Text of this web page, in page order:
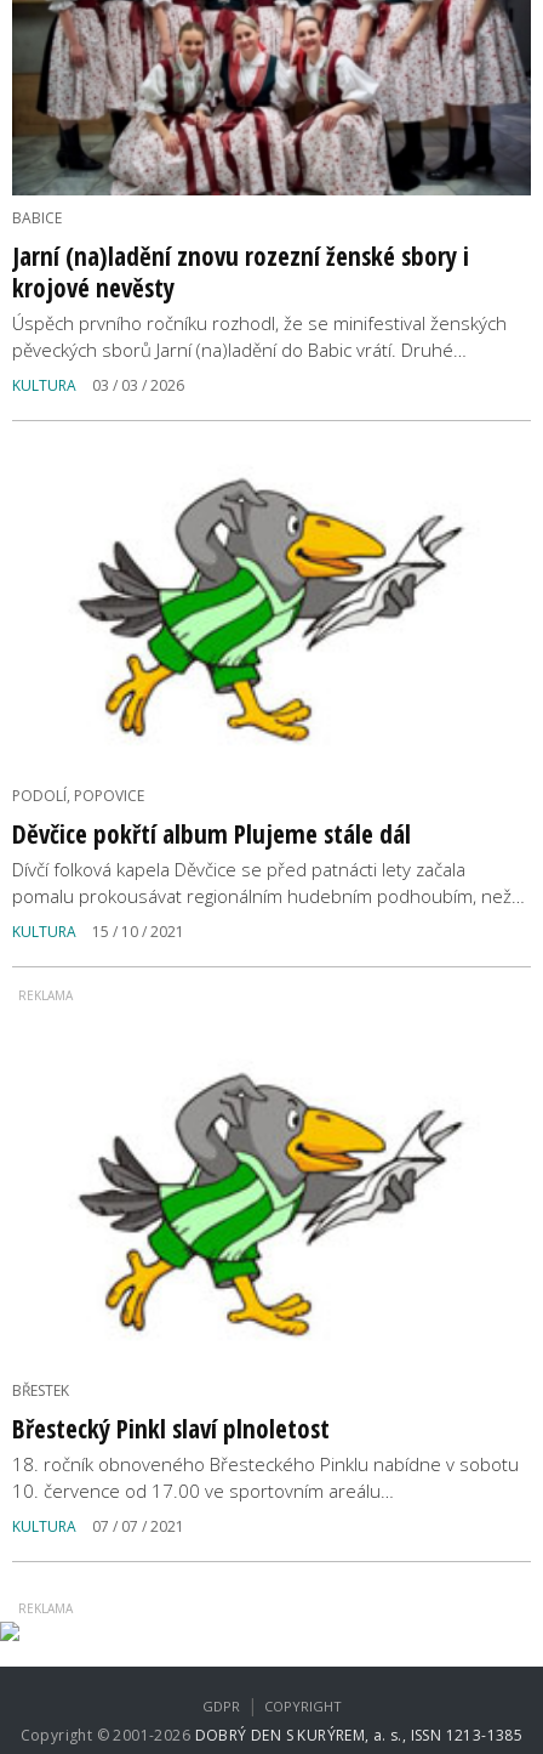
BABICE
Jarní (na)ladění znovu rozezní ženské sbory i
krojové nevěsty
Úspěch prvního ročníku rozhodl, že se minifestival ženských
pěveckých sborů Jarní (na)ladění do Babic vrátí. Druhé…
KULTURA 03 / 03 / 2026
PODOLÍ, POPOVICE
Děvčice pokřtí album Plujeme stále dál
Dívčí folková kapela Děvčice se před patnácti lety začala
pomalu prokousávat regionálním hudebním podhoubím, než…
KULTURA 15 / 10 / 2021
BŘESTEK
Břestecký Pinkl slaví plnoletost
18. ročník obnoveného Břesteckého Pinklu nabídne v sobotu
10. července od 17.00 ve sportovním areálu…
KULTURA 07 / 07 / 2021
Copyright © 2001-2026 DOBRÝ DEN S KURÝREM, a. s., ISSN 1213-1385
GDPR | COPYRIGHT